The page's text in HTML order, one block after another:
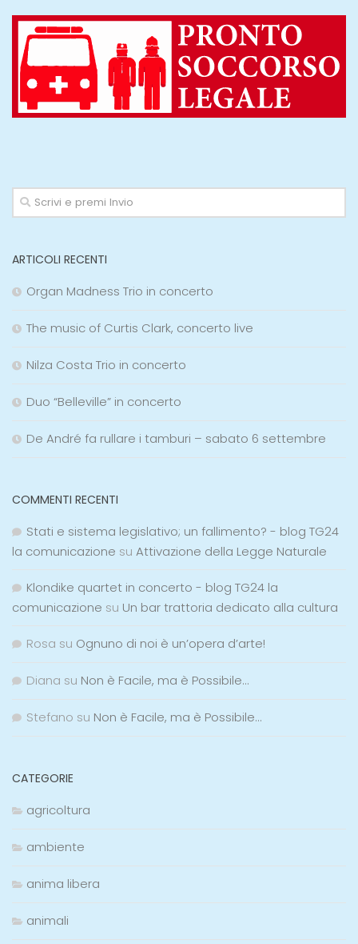
ARTICOLI RECENTI
Organ Madness Trio in concerto
The music of Curtis Clark, concerto live
Nilza Costa Trio in concerto
Duo “Belleville” in concerto
De André fa rullare i tamburi – sabato 6 settembre
COMMENTI RECENTI
Stati e sistema legislativo; un fallimento? - blog TG24
la comunicazione su Attivazione della Legge Naturale
Klondike quartet in concerto - blog TG24 la
comunicazione su Un bar trattoria dedicato alla cultura
Rosa su Ognuno di noi è un’opera d’arte!
Diana su Non è Facile, ma è Possibile…
Stefano su Non è Facile, ma è Possibile…
CATEGORIE
agricoltura
ambiente
anima libera
animali